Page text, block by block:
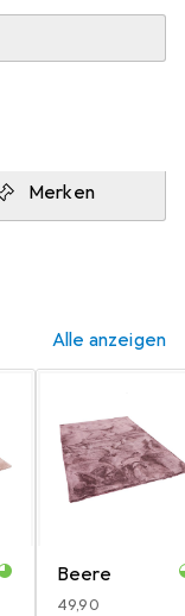
Merken
Alle anzeigen
Beere
EUR
49,90